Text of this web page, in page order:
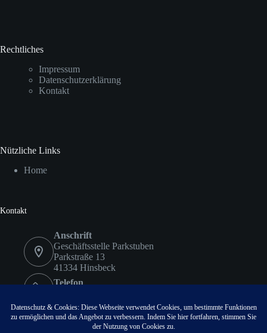
Rechtliches
Impressum
Datenschutzerklärung
Kontakt
Nützliche Links
Home
Kontakt
Anschrift
Geschäftsstelle Parkstuben
Parkstraße 13
41334 Hinsbeck
Telefon
Fax
02153 9578418